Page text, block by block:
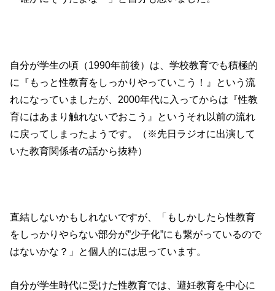
自分が学生の頃（1990年前後）は、学校教育でも積極的
に『もっと性教育をしっかりやっていこう！』という流
れになっていましたが、2000年代に入ってからは『性教
育にはあまり触れないでおこう』というそれ以前の流れ
に戻ってしまったようです。（※先日ラジオに出演して
いた教育関係者の話から抜粋）
直結しないかもしれないですが、「もしかしたら性教育
をしっかりやらない部分が”少子化”にも繋がっているので
はないかな？」と個人的には思っています。
自分が学生時代に受けた性教育では、避妊教育を中心に